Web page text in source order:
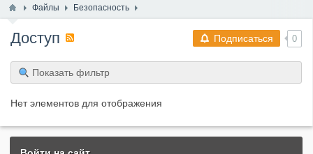
Файлы Безопасность
Подписаться 0
Доступ
Показать фильтр
Нет элементов для отображения